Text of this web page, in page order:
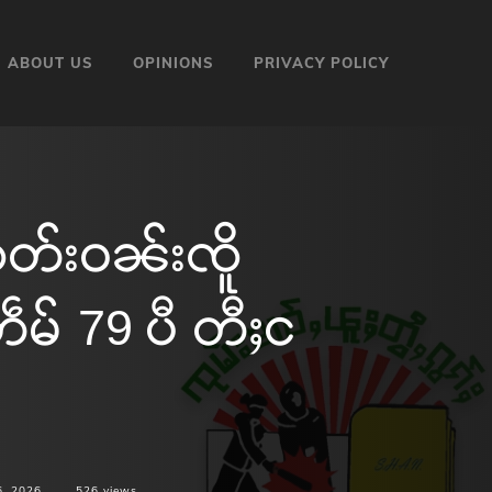
ABOUT US OPINIONS PRIVACY POLICY
ၸတ်းဝၼ်းၸိူ
မ် 79 ပီ တီႈင